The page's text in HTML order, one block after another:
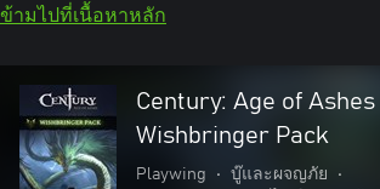
ข้ามไปที่เนื้อหาหลัก
Century: Age of
Wishbringer Pack
Playwing • บู๊และผจญภัย
•